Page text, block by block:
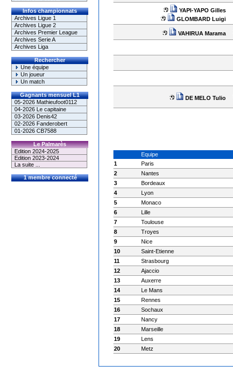
Infos championnats
Archives Ligue 1
Archives Ligue 2
Archives Premier League
Archives Serie A
Archives Liga
Rechercher
Une équipe
Un joueur
Un match
Gagnants mensuel L1
05-2026 Mathieufoot0112
04-2026 Le capitaine
03-2026 Denis42
02-2026 Fanderobert
01-2026 CB7588
Le Palmarès
Edition 2024-2025
Edition 2023-2024
La suite ...
1 membre connecté
YAPI-YAPO Gilles
GLOMBARD Luigi
VAHIRUA Marama
DE MELO Tulio
Equipe
1
Paris
2
Nantes
3
Bordeaux
4
Lyon
5
Monaco
6
Lille
7
Toulouse
8
Troyes
9
Nice
10
Saint-Etienne
11
Strasbourg
12
Ajaccio
13
Auxerre
14
Le Mans
15
Rennes
16
Sochaux
17
Nancy
18
Marseille
19
Lens
20
Metz